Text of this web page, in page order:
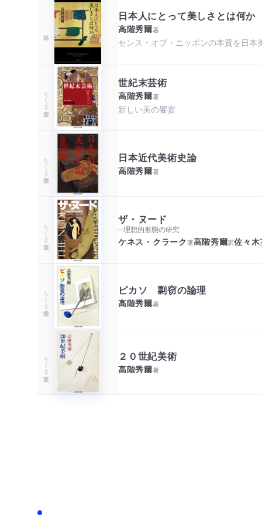
日本人にとって美しさとは何か
高階秀爾著
センス・オブ・ニッポンの本質を日本
ちくま学芸文庫
世紀末芸術
高階秀爾著
新しい美の饗宴
ちくま学芸文庫 日本近代美術史論
高階秀爾著
ちくま学芸文庫
ザ・ヌード
─理想的形態の研究
ケネス・クラーク著高階秀爾訳佐々
ちくま学芸文庫 ピカソ 剽窃の論理
高階秀爾著
ちくま学芸文庫 ２０世紀美術
高階秀爾著